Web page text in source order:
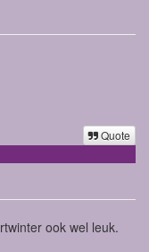
Quote
ook wel leuk.